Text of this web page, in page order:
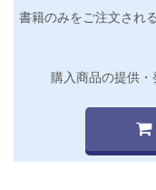
書籍のみをご注文され
購入商品の提供